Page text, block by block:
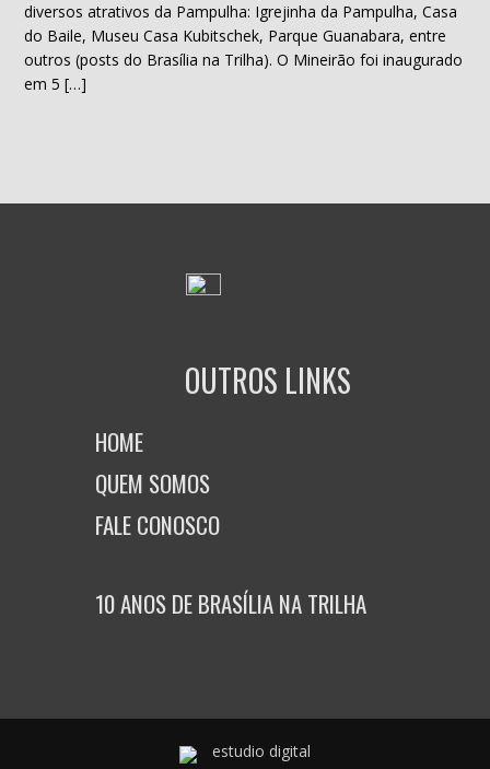
diversos atrativos da Pampulha: Igrejinha da Pampulha, Casa
do Baile, Museu Casa Kubitschek, Parque Guanabara, entre
outros (posts do Brasília na Trilha). O Mineirão foi inaugurado
em 5 […]
OUTROS LINKS
HOME
QUEM SOMOS
FALE CONOSCO
10 ANOS DE BRASÍLIA NA TRILHA
estudio digital